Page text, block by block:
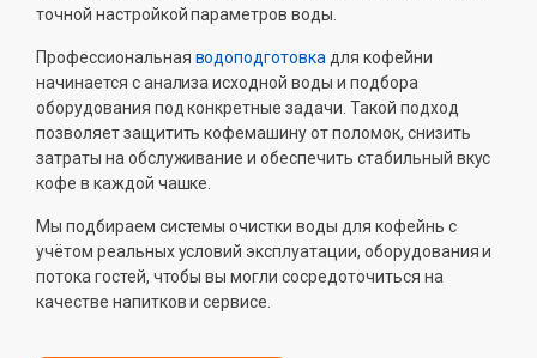
точной настройкой параметров воды.
Профессиональная водоподготовка для кофейни
начинается с анализа исходной воды и подбора
оборудования под конкретные задачи. Такой подход
позволяет защитить кофемашину от поломок, снизить
затраты на обслуживание и обеспечить стабильный вкус
кофе в каждой чашке.
Мы подбираем системы очистки воды для кофейнь с
учётом реальных условий эксплуатации, оборудования и
потока гостей, чтобы вы могли сосредоточиться на
качестве напитков и сервисе.